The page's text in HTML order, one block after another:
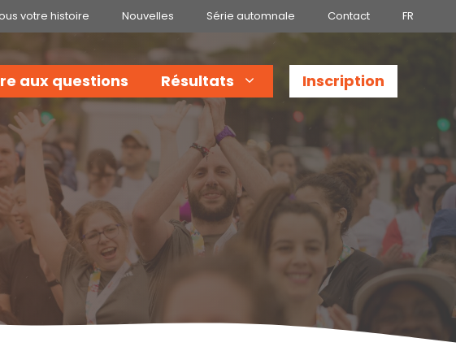
votre histoire Nouvelles Série automnale Contact FR
aux questions Résultats Inscription